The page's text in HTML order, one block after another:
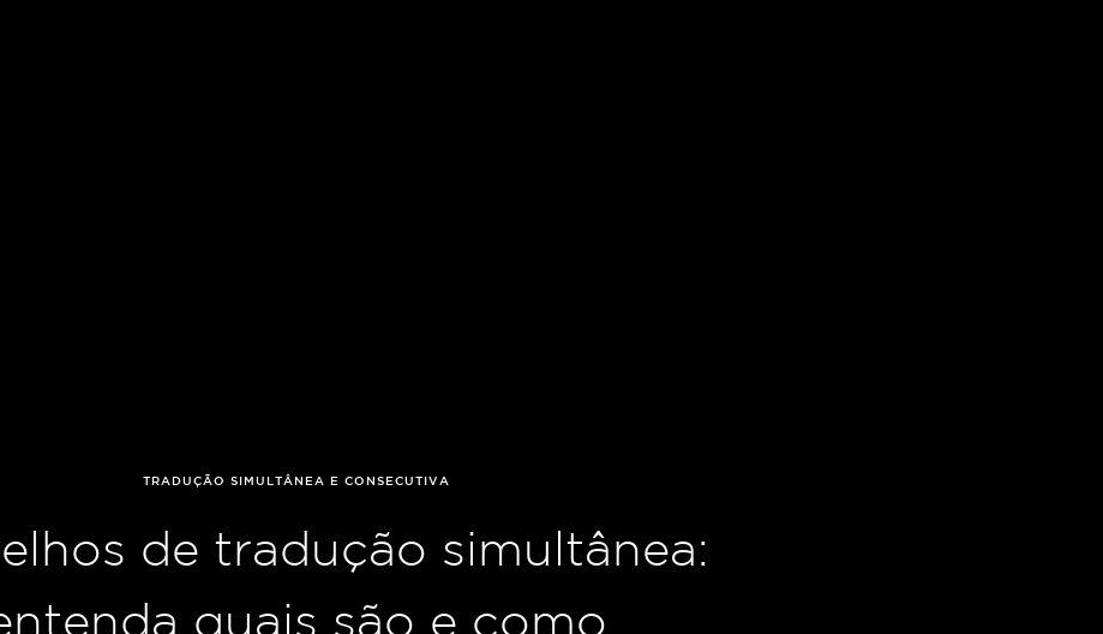
TRADUÇÃO SIMULTÂNEA E CONSECUTIVA
de tradução simultânea:
quais são e como